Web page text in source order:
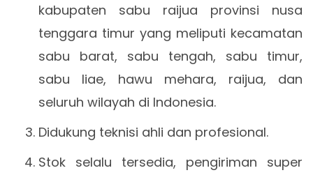
kabupaten sabu raijua provinsi nusa
tenggara timur yang meliputi kecamatan
sabu barat, sabu tengah, sabu timur,
sabu liae, hawu mehara, raijua, dan
seluruh wilayah di Indonesia.
Didukung teknisi ahli dan profesional.
Stok selalu tersedia, pengiriman super